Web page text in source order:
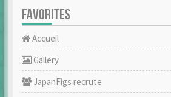
FAVORITES
Accueil
Gallery
JapanFigs recrute